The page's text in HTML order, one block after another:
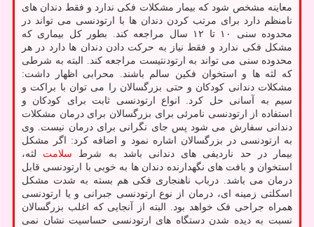
معاینه مشخص شود که بیمار مشکلات فکی ندارد و فقط دندان های
نامنظم دارد برای مرتب کردن دندان ها با ارتودنسی می تواند در
محدوده سنی ۱۰ تا ۱۲ سال مراجعه کند. بطور کل بیماری که
مشکل فکی ندارد و فقط نیاز به حرکت دادن دندان ها دارد در هر
محدوده سنی می تواند به ارتودنتیست مراجعه کند. البته به شرطی
که لثه ها و استخوان فکین سالم باشند. محرابی اظهار داشت:
مشکلات دندانی کودکان و حتی بزرگسالان را می توان با براکت و
سیم به آسانی حل کرد. انواع ارتودنسی ثابت برای کودکان و
استفاده از ارتودنسی نامرئی برای بزرگسالان برای درمان مشکلات
دندانی سفارش می شود پس جای نگرانی برای درمان نیست. وی
به ارتودنسی در بزرگسالان اشاره نمود و اضافه کرد: اگر مشکل
بیمار در حد ناردیفی های دندانی باشد به شرط سلامت لثه،
استخوان و بافت های نگهدارنده دندان ها به خوبی با ارتودنسی قابل
درمان می باشد. درباب ناهنجاری فکی هم بسته به شدت مشکل
اسکلتی زمینه ای، درمان از نوع ارتودنسی جبرانی و یا ارتودنسی
همراه جراحی فک خواهد بود. البته از آنجایی که اغلب بزرگسالان
نسبت به دیده شدن دستگاه های ارتودنسی حساسیت نشان نمی